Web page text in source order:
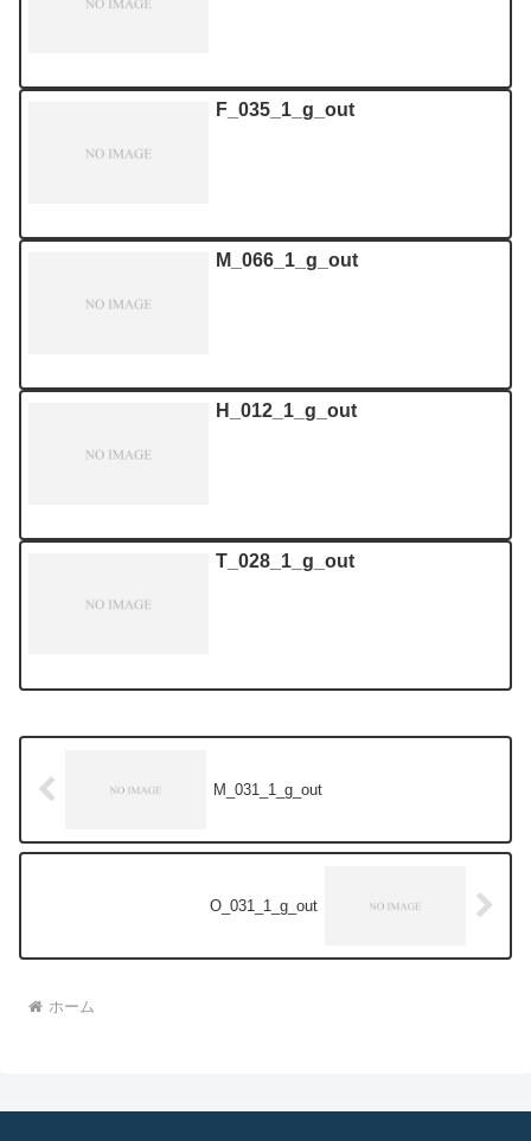
F_035_1_g_out
M_066_1_g_out
H_012_1_g_out
T_028_1_g_out
M_031_1_g_out
O_031_1_g_out
ホーム